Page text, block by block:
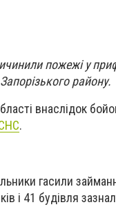
пожежі у
району.
внаслідок
.
гасили
і 41 будівля